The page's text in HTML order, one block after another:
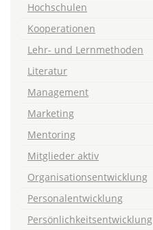
Hochschulen
Kooperationen
Lehr- und Lernmethoden
Literatur
Management
Marketing
Mentoring
Mitglieder aktiv
Organisationsentwicklung
Personalentwicklung
Persönlichkeitsentwicklung